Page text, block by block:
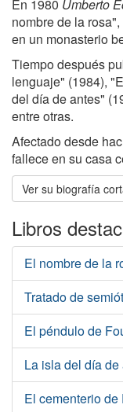
En 1980 Umberto
nombre de la
en un monasterio
Tiempo después
lenguaje" (1984),
del día de antes"
entre otras.
Afectado desde
fallece en su casa
Ver su biografía
Libros
El nombre de la
Tratado de
El péndulo de
La isla del día de
El cementerio de